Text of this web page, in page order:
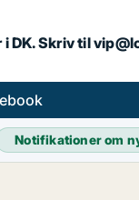
DK. Skriv til
Notifikationer om